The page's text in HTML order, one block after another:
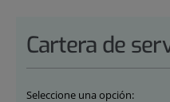
Cartera de
Seleccione una opción: